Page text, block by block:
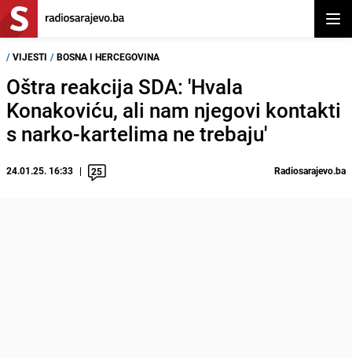
/ VIJESTI / BOSNA I HERCEGOVINA
Oštra reakcija SDA: 'Hvala
Konakoviću, ali nam njegovi kontakti
s narko-kartelima ne trebaju'
24.01.25. 16:33 25 Radiosarajevo.ba